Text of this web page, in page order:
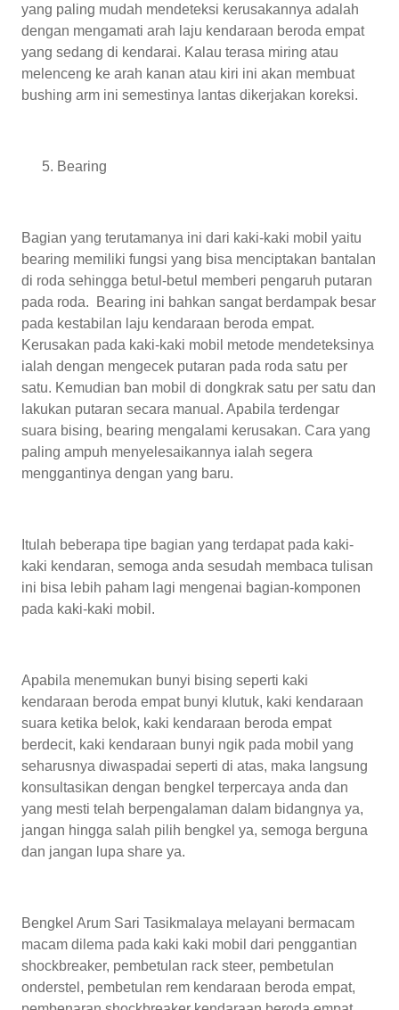
yang paling mudah mendeteksi kerusakannya adalah
dengan mengamati arah laju kendaraan beroda empat
yang sedang di kendarai. Kalau terasa miring atau
melenceng ke arah kanan atau kiri ini akan membuat
bushing arm ini semestinya lantas dikerjakan koreksi.
Bearing
Bagian yang terutamanya ini dari kaki-kaki mobil yaitu
bearing memiliki fungsi yang bisa menciptakan bantalan
di roda sehingga betul-betul memberi pengaruh putaran
pada roda. Bearing ini bahkan sangat berdampak besar
pada kestabilan laju kendaraan beroda empat.
Kerusakan pada kaki-kaki mobil metode mendeteksinya
ialah dengan mengecek putaran pada roda satu per
satu. Kemudian ban mobil di dongkrak satu per satu dan
lakukan putaran secara manual. Apabila terdengar
suara bising, bearing mengalami kerusakan. Cara yang
paling ampuh menyelesaikannya ialah segera
menggantinya dengan yang baru.
Itulah beberapa tipe bagian yang terdapat pada kaki-
kaki kendaran, semoga anda sesudah membaca tulisan
ini bisa lebih paham lagi mengenai bagian-komponen
pada kaki-kaki mobil.
Apabila menemukan bunyi bising seperti kaki
kendaraan beroda empat bunyi klutuk, kaki kendaraan
suara ketika belok, kaki kendaraan beroda empat
berdecit, kaki kendaraan bunyi ngik pada mobil yang
seharusnya diwaspadai seperti di atas, maka langsung
konsultasikan dengan bengkel terpercaya anda dan
yang mesti telah berpengalaman dalam bidangnya ya,
jangan hingga salah pilih bengkel ya, semoga berguna
dan jangan lupa share ya.
Bengkel Arum Sari Tasikmalaya melayani bermacam
macam dilema pada kaki kaki mobil dari penggantian
shockbreaker, pembetulan rack steer, pembetulan
onderstel, pembetulan rem kendaraan beroda empat,